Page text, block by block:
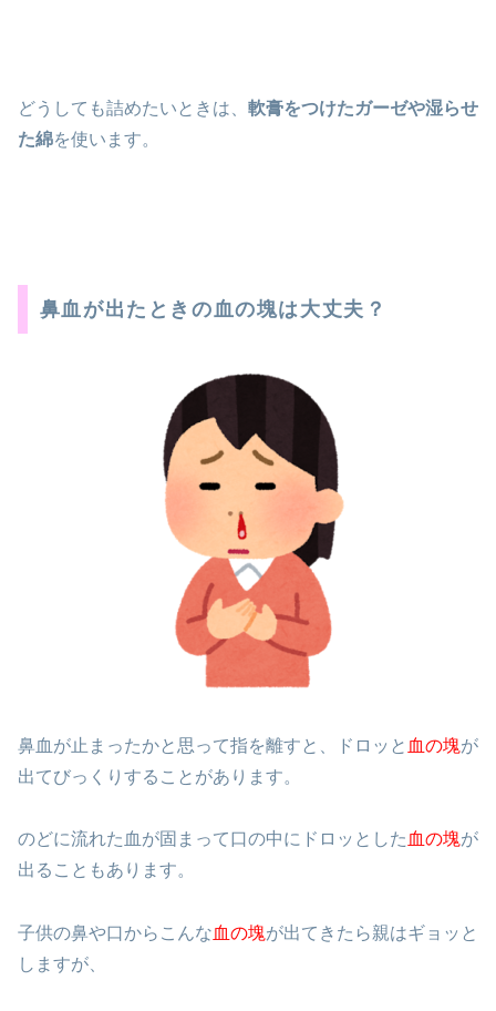
どうしても詰めたいときは、 軟膏をつけたガーゼや湿らせ
た綿を使います。
鼻血が出たときの血の塊は大丈夫？
鼻血が止まったかと思って指を離すと、ドロッと 血の塊が
出てびっくりすることがあります。
のどに流れた血が固まって口の中にドロッとした 血の塊が
出ることもあります。
子供の鼻や口からこんな血の塊が出てきたら親はギョッと
しますが、